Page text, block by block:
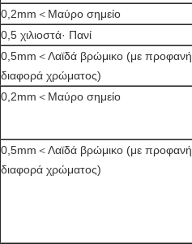
0,2mm＜Μαύρο σημείο
0,5 χιλιοστά· Πανί
0,5mm＜Λαϊδά βρώμικο (με προφανή
διαφορά χρώματος)
0,2mm＜Μαύρο σημείο
0,5mm＜Λαϊδά βρώμικο (με προφανή
διαφορά χρώματος)